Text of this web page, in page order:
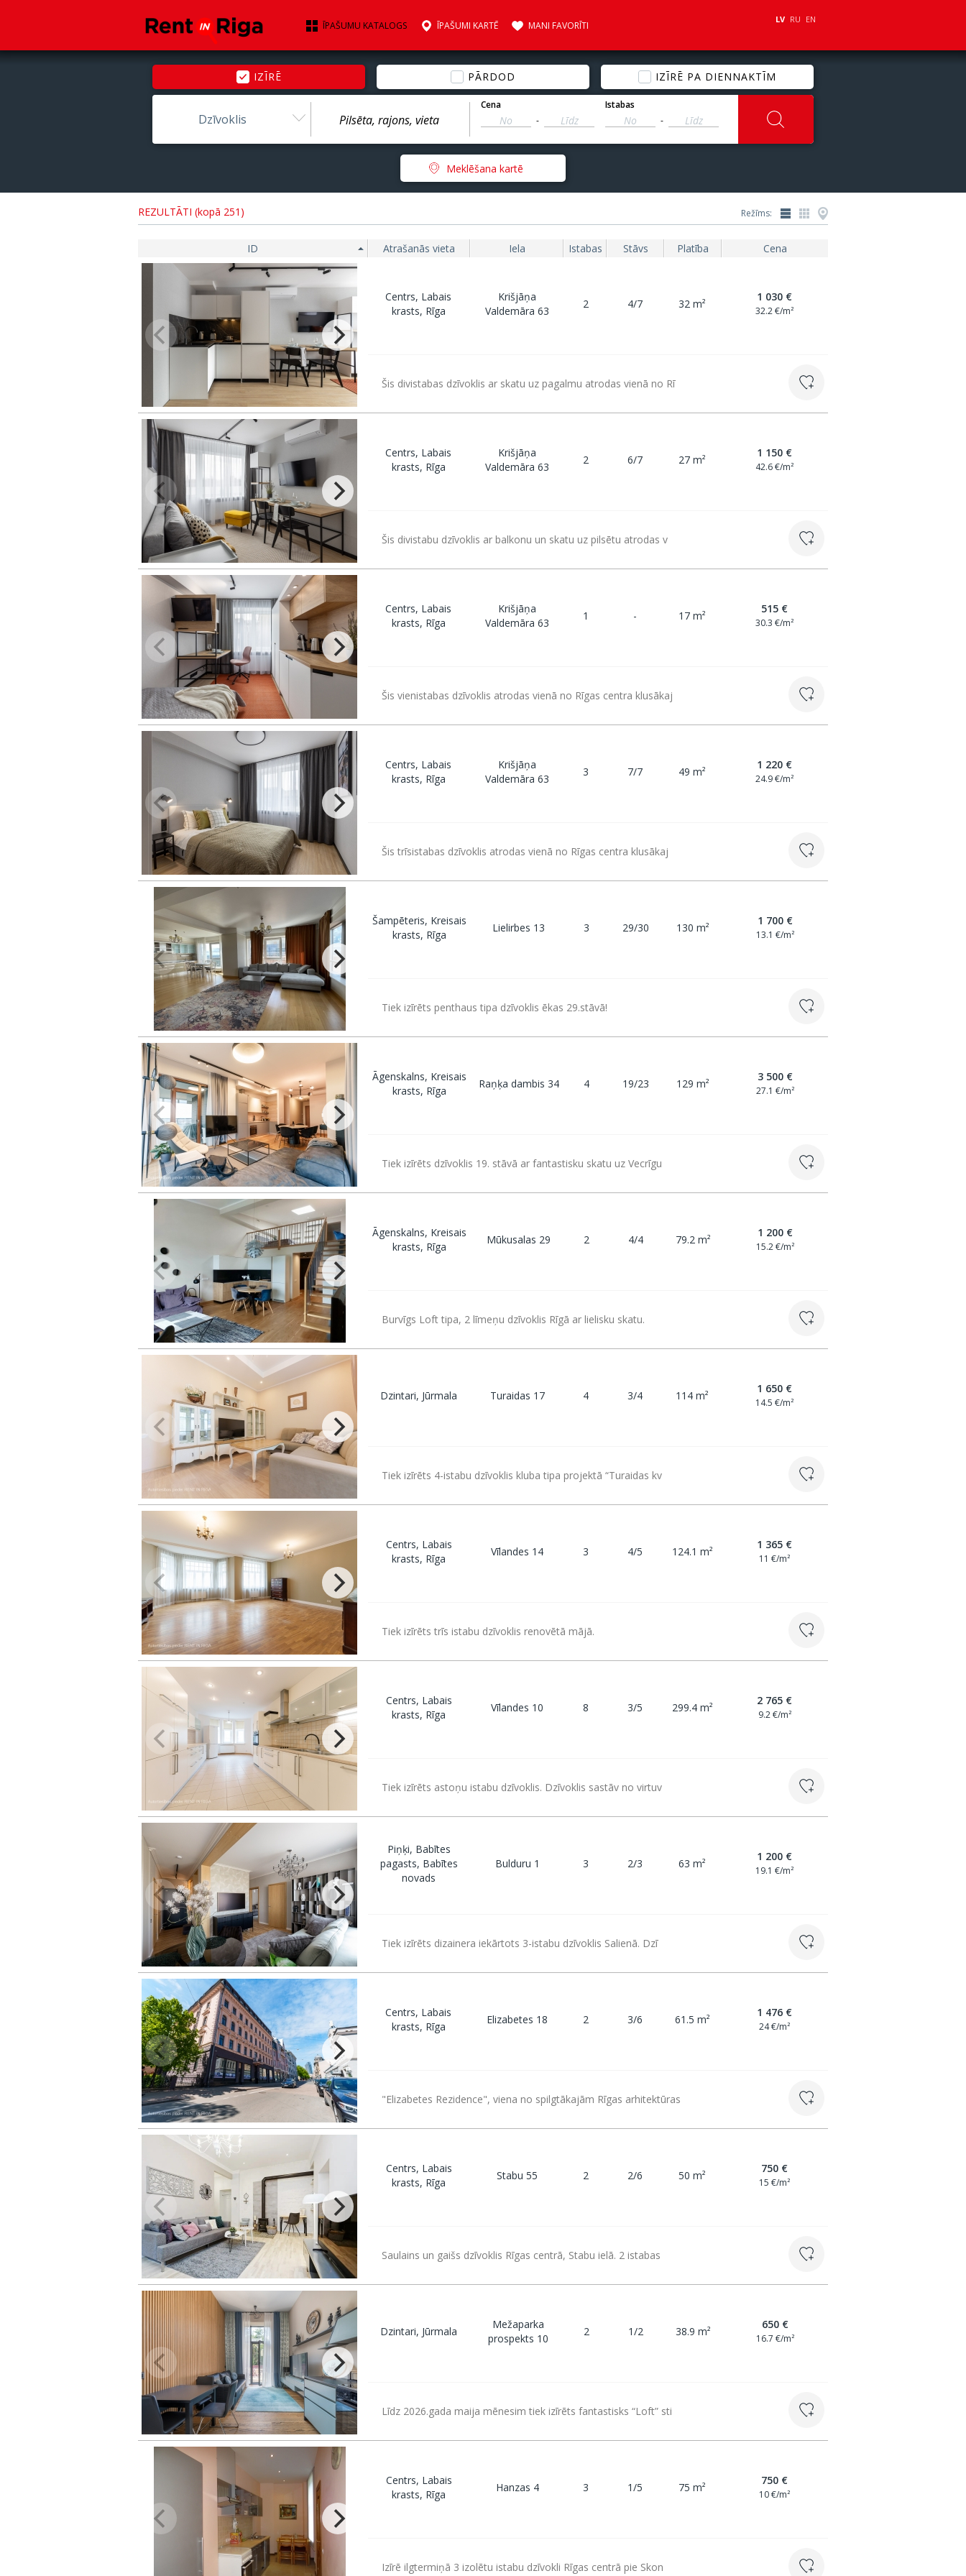
ĪPAŠUMU KATALOGS ĪPAŠUMI KARTĒ MANI FAVORĪTI
LV RU EN
IZĪRĒ PĀRDOD IZĪRĒ PA DIENNAKTĪM
Dzīvoklis
Cena
-
Istabas
-
Meklēšana kartē
REZULTĀTI (kopā 251) Režīms:
ID Atrašanās vieta Iela Istabas Stāvs Platība Cena
Centrs, Labais
krasts, Rīga
Krišjāņa
Valdemāra 63
2 4/7 32 m²
1 030 €
32.2 €/m²
Šis divistabas dzīvoklis ar skatu uz pagalmu atrodas vienā no Rī
Centrs, Labais
krasts, Rīga
Krišjāņa
Valdemāra 63
2 6/7 27 m²
1 150 €
42.6 €/m²
Šis divistabu dzīvoklis ar balkonu un skatu uz pilsētu atrodas v
Centrs, Labais
krasts, Rīga
Krišjāņa
Valdemāra 63
1 - 17 m²
515 €
30.3 €/m²
Šis vienistabas dzīvoklis atrodas vienā no Rīgas centra klusākaj
Centrs, Labais
krasts, Rīga
Krišjāņa
Valdemāra 63
3 7/7 49 m²
1 220 €
24.9 €/m²
Šis trīsistabas dzīvoklis atrodas vienā no Rīgas centra klusākaj
Šampēteris, Kreisais
krasts, Rīga
Lielirbes 13 3 29/30 130 m²
1 700 €
13.1 €/m²
Tiek izīrēts penthaus tipa dzīvoklis ēkas 29.stāvā!
Āgenskalns, Kreisais
krasts, Rīga
Raņķa dambis 34 4 19/23 129 m²
3 500 €
27.1 €/m²
Tiek izīrēts dzīvoklis 19. stāvā ar fantastisku skatu uz Vecrīgu
Āgenskalns, Kreisais
krasts, Rīga
Mūkusalas 29 2 4/4 79.2 m²
1 200 €
15.2 €/m²
Burvīgs Loft tipa, 2 līmeņu dzīvoklis Rīgā ar lielisku skatu.
Dzintari, Jūrmala Turaidas 17 4 3/4 114 m²
1 650 €
14.5 €/m²
Tiek izīrēts 4-istabu dzīvoklis kluba tipa projektā “Turaidas kv
Centrs, Labais
krasts, Rīga
Vīlandes 14 3 4/5 124.1 m²
1 365 €
11 €/m²
Tiek izīrēts trīs istabu dzīvoklis renovētā mājā.
Centrs, Labais
krasts, Rīga
Vīlandes 10 8 3/5 299.4 m²
2 765 €
9.2 €/m²
Tiek izīrēts astoņu istabu dzīvoklis. Dzīvoklis sastāv no virtuv
Piņķi, Babītes
pagasts, Babītes
novads
Bulduru 1 3 2/3 63 m²
1 200 €
19.1 €/m²
Tiek izīrēts dizainera iekārtots 3-istabu dzīvoklis Salienā. Dzī
Centrs, Labais
krasts, Rīga
Elizabetes 18 2 3/6 61.5 m²
1 476 €
24 €/m²
"Elizabetes Rezidence", viena no spilgtākajām Rīgas arhitektūras
Centrs, Labais
krasts, Rīga
Stabu 55 2 2/6 50 m²
750 €
15 €/m²
Saulains un gaišs dzīvoklis Rīgas centrā, Stabu ielā. 2 istabas
Dzintari, Jūrmala
Mežaparka
prospekts 10
2 1/2 38.9 m²
650 €
16.7 €/m²
Līdz 2026.gada maija mēnesim tiek izīrēts fantastisks “Loft” sti
Centrs, Labais
krasts, Rīga
Hanzas 4 3 1/5 75 m²
750 €
10 €/m²
Izīrē ilgtermiņā 3 izolētu istabu dzīvokli Rīgas centrā pie Skon